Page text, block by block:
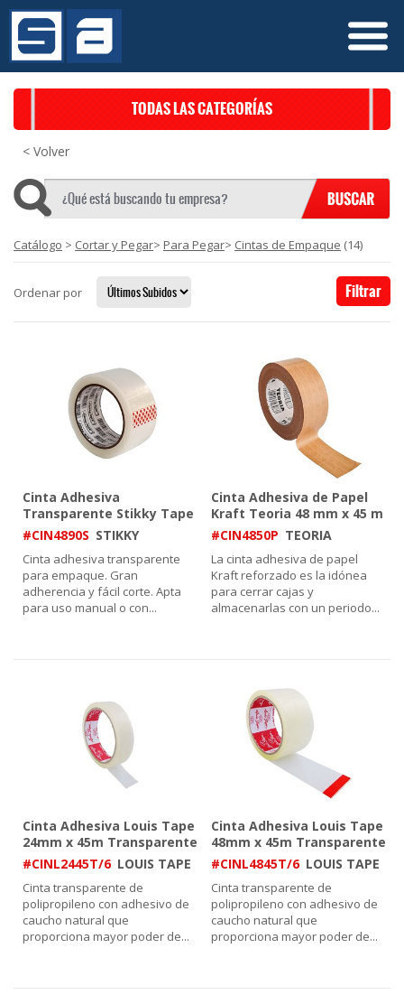
TODAS LAS CATEGORÍAS
< Volver
Catálogo > Cortar y Pegar> Para Pegar> Cintas de Empaque (14)
Ordenar por Filtrar
Cinta Adhesiva
Transparente Stikky Tape
48 mm x 90 m
#CIN4890S STIKKY
Cinta adhesiva transparente
para empaque. Gran
adherencia y fácil corte. Apta
para uso manual o con...
Cinta Adhesiva de Papel
Kraft Teoria 48 mm x 45 m
#CIN4850P TEORIA
La cinta adhesiva de papel
Kraft reforzado es la idónea
para cerrar cajas y
almacenarlas con un periodo...
Cinta Adhesiva Louis Tape
24mm x 45m Transparente
#CINL2445T/6 LOUIS TAPE
Cinta transparente de
polipropileno con adhesivo de
caucho natural que
proporciona mayor poder de...
Cinta Adhesiva Louis Tape
48mm x 45m Transparente
#CINL4845T/6 LOUIS TAPE
Cinta transparente de
polipropileno con adhesivo de
caucho natural que
proporciona mayor poder de...